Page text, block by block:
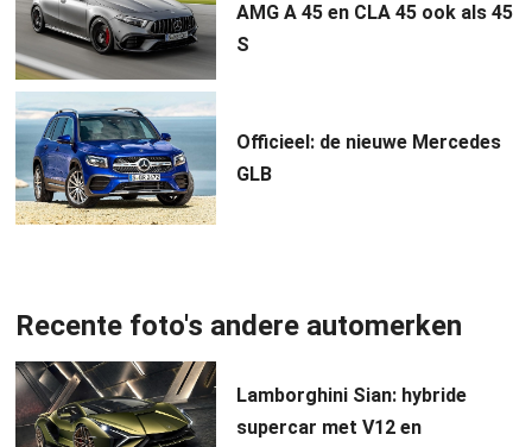
AMG A 45 en CLA 45 ook als 45
S
Officieel: de nieuwe Mercedes
GLB
Recente foto's andere automerken
Lamborghini Sian: hybride
supercar met V12 en